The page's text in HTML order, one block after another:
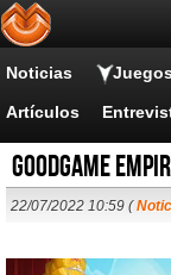
Noticias Juegos
Artículos
GoodGame
22/07/2022 10:59 (